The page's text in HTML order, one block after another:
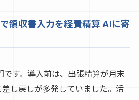
領収書入力を経費精算 AIに寄
です。導入前は、出張精算が月末
し戻しが多発していました。活